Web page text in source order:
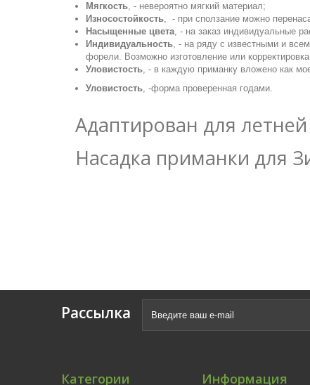
Мягкость, - невероятно мягкий материал;
Износостойкость, - при сползание можно
Насыщенные цвета, - на заказ индивидуальные
Индивидуальность, - на ряду с известными и
форели. Возможно изготовление или
Уловистость, - в каждую приманку вложено как
Уловистость, -форма проверенная годами.
Адаптирован для
Насадка приманки для
Рассылка
Категории Информация